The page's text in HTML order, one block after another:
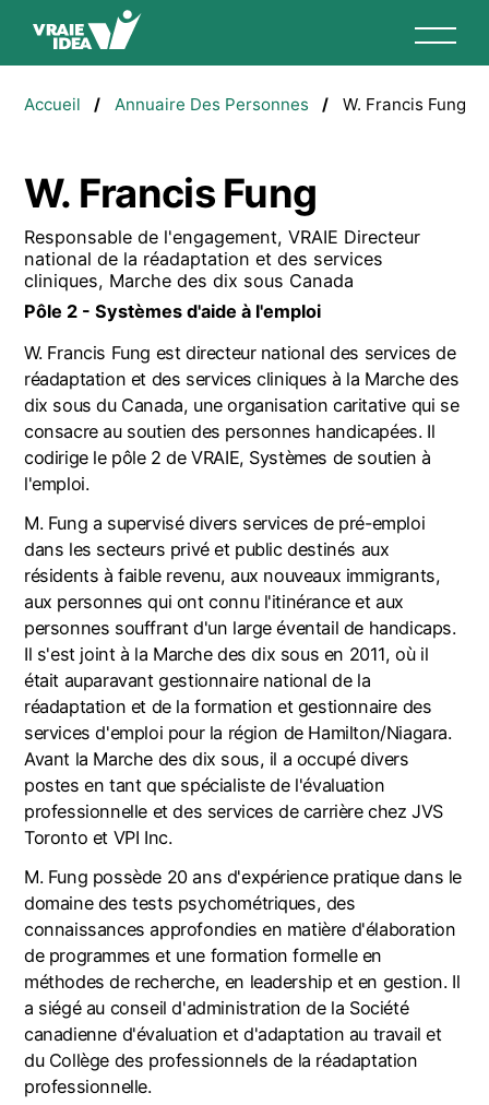
d'Ariane
Accueil Annuaire Des Personnes W. Francis Fung
W. Francis Fung
Responsable de l'engagement, VRAIE Directeur
national de la réadaptation et des services
cliniques, Marche des dix sous Canada
Pôle 2 - Systèmes d'aide à l'emploi
W. Francis Fung est directeur national des services de
réadaptation et des services cliniques à la Marche des
dix sous du Canada, une organisation caritative qui se
consacre au soutien des personnes handicapées. Il
codirige le pôle 2 de VRAIE, Systèmes de soutien à
l'emploi.
M. Fung a supervisé divers services de pré-emploi
dans les secteurs privé et public destinés aux
résidents à faible revenu, aux nouveaux immigrants,
aux personnes qui ont connu l'itinérance et aux
personnes souffrant d'un large éventail de handicaps.
Il s'est joint à la Marche des dix sous en 2011, où il
était auparavant gestionnaire national de la
réadaptation et de la formation et gestionnaire des
services d'emploi pour la région de Hamilton/Niagara.
Avant la Marche des dix sous, il a occupé divers
postes en tant que spécialiste de l'évaluation
professionnelle et des services de carrière chez JVS
Toronto et VPI Inc.
M. Fung possède 20 ans d'expérience pratique dans le
domaine des tests psychométriques, des
connaissances approfondies en matière d'élaboration
de programmes et une formation formelle en
méthodes de recherche, en leadership et en gestion. Il
a siégé au conseil d'administration de la Société
canadienne d'évaluation et d'adaptation au travail et
du Collège des professionnels de la réadaptation
professionnelle.